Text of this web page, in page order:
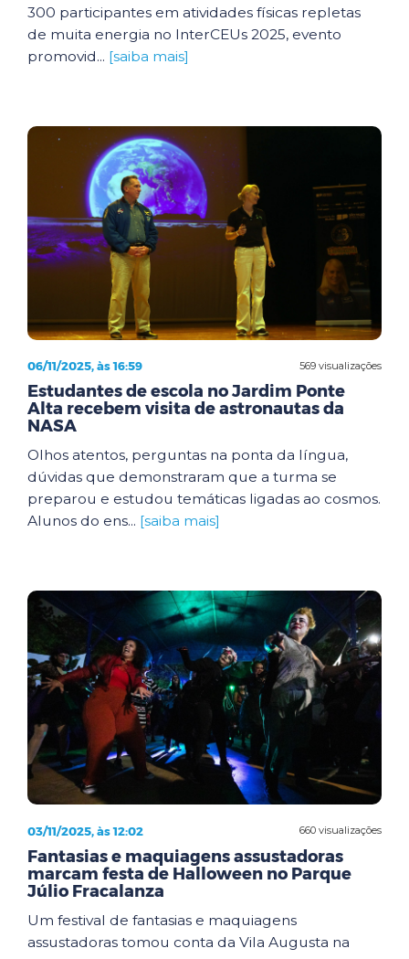
300 participantes em atividades físicas repletas
de muita energia no InterCEUs 2025, evento
promovid... [saiba mais]
569 visualizações
06/11/2025, às 16:59
Estudantes de escola no Jardim Ponte
Alta recebem visita de astronautas da
NASA
Olhos atentos, perguntas na ponta da língua,
dúvidas que demonstraram que a turma se
preparou e estudou temáticas ligadas ao cosmos.
Alunos do ens... [saiba mais]
660 visualizações
03/11/2025, às 12:02
Fantasias e maquiagens assustadoras
marcam festa de Halloween no Parque
Júlio Fracalanza
Um festival de fantasias e maquiagens
assustadoras tomou conta da Vila Augusta na